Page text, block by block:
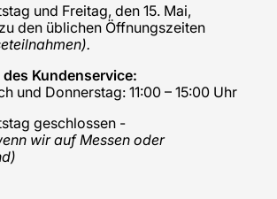
und Freitag, den 15. Mai,
den üblichen Öffnungszeiten
Kundenservice:
und Donnerstag: 11:00 – 15:00 Uhr
geschlossen -
wir auf Messen oder